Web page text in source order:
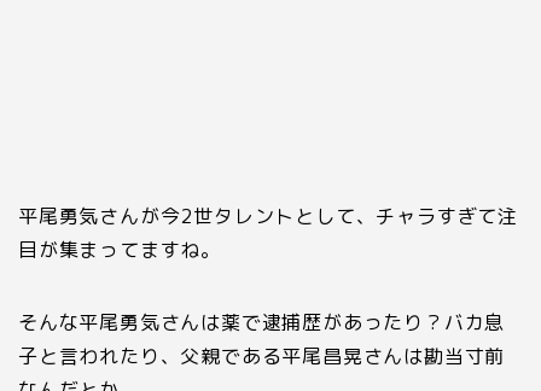
平尾勇気さんが今2世タレントとして、チャラすぎて注
目が集まってますね。
そんな平尾勇気さんは薬で逮捕歴があったり？バカ息
子と言われたり、父親である平尾昌晃さんは勘当寸前